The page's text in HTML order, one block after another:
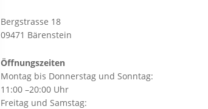
Bergstrasse 18
09471 Bärenstein
Öffnungszeiten
Montag bis Donnerstag und Sonntag:
11:00 –20:00 Uhr
Freitag und Samstag: